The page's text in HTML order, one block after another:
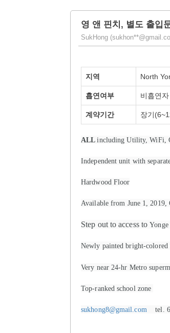
영 앤 핀치, 별도 출입
SukHong
지역 North
흡연여부 비흡연자
계약기간 장기
ALLincluding Utility, WiFi,
Independent unit with
Hardwood Floor
Available from June 1, 2019,
Step out to access to
Newly painted bright-colored
Very near 24-hr Metro
Top-ranked school zone
sukhong8@gmail.comtel.